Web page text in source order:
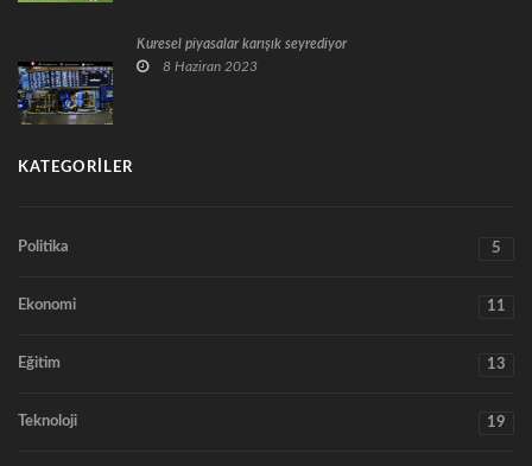
Küresel piyasalar karışık seyrediyor
8 Haziran 2023
KATEGORILER
Politika 5
Ekonomi 11
Eğitim 13
Teknoloji 19